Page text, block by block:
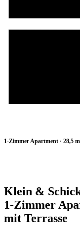
1-Zimmer Apartment · 28,5
Klein &
1-Zimmer
mit Terrasse